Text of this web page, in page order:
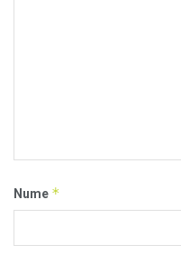
Nume *